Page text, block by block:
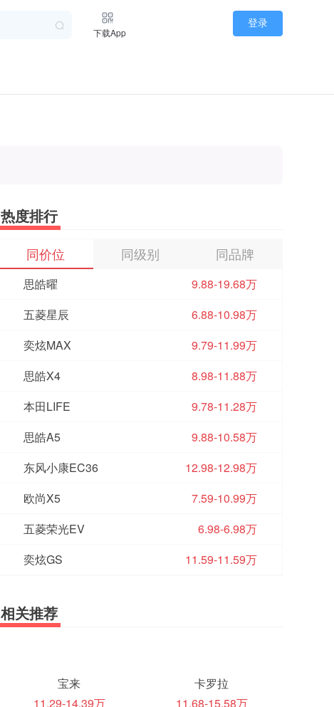
登录
下载App
热度排行
同价位 同级别 同品牌
思皓曜
9.88-19.68万
五菱星辰
6.88-10.98万
奕炫MAX
9.79-11.99万
思皓X4
8.98-11.88万
本田LIFE
9.78-11.28万
思皓A5
9.88-10.58万
东风小康EC36
12.98-12.98万
欧尚X5
7.59-10.99万
五菱荣光EV
6.98-6.98万
奕炫GS
11.59-11.59万
相关推荐
宝来
11.29-14.39万
卡罗拉
11.68-15.58万